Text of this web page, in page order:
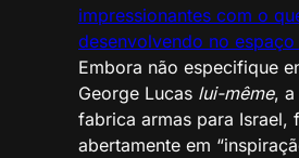
impressionantes com o
desenvolvendo no espaço
Embora não especifique
George Lucas lui-même, a
fabrica armas para Israel,
abertamente em